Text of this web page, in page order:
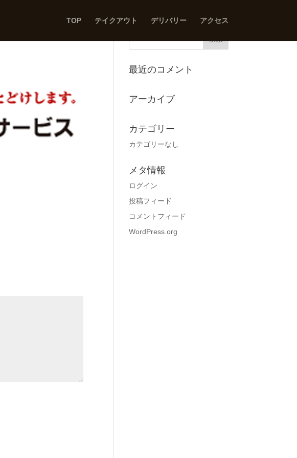
TOP テイクアウト デリバリー アクセス
最近のコメント
アーカイブ
カテゴリー
カテゴリーなし
メタ情報
ログイン
投稿フィード
コメントフィード
WordPress.org